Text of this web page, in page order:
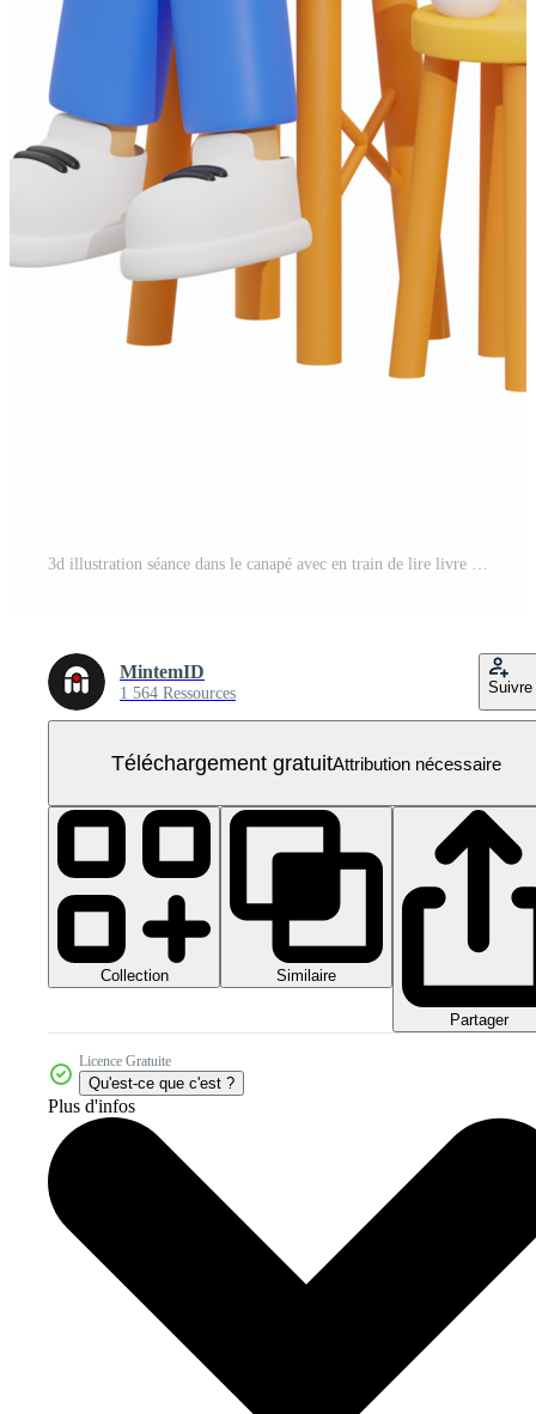
3d illustration séance dans le canapé avec en train de lire livre PNG Gratuit
MintemID
1 564 Ressources Suivre
Téléchargement gratuitAttribution nécessaire
Collection Similaire
Partager
Licence Gratuite
Qu'est-ce que c'est ?
Plus d'infos